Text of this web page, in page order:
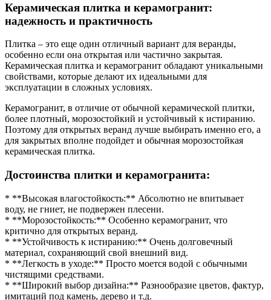
Керамическая плитка и керамогранит:
надежность и практичность
Плитка – это еще один отличный вариант для веранды,
особенно если она открытая или частично закрытая.
Керамическая плитка и керамогранит обладают уникальными
свойствами, которые делают их идеальными для
эксплуатации в сложных условиях.
Керамогранит, в отличие от обычной керамической плитки,
более плотный, морозостойкий и устойчивый к истиранию.
Поэтому для открытых веранд лучше выбирать именно его, а
для закрытых вполне подойдет и обычная морозостойкая
керамическая плитка.
Достоинства плитки и керамогранита:
* **Высокая влагостойкость:** Абсолютно не впитывает
воду, не гниет, не подвержен плесени.
* **Морозостойкость:** Особенно керамогранит, что
критично для открытых веранд.
* **Устойчивость к истиранию:** Очень долговечный
материал, сохраняющий свой внешний вид.
* **Легкость в уходе:** Просто моется водой с обычными
чистящими средствами.
* **Широкий выбор дизайна:** Разнообразие цветов, фактур,
имитаций под камень, дерево и т.д.